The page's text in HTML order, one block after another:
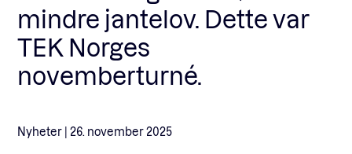
English
Medlemskap
Ansatte
Fagforum
mindre jantelov. Dette var
TEK Norges
novemberturné.
Nyheter | 26. november 2025